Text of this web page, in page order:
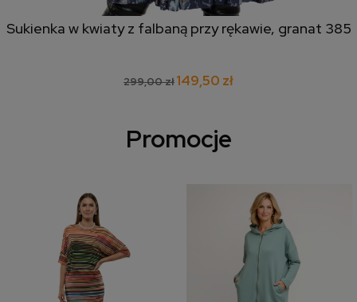
Sukienka w kwiaty z falbaną przy rękawie, granat 385
299,00 zł149,50 zł
Promocje